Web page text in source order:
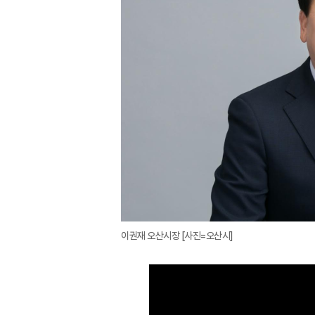
이권재 오산시장 [사진=오산시]